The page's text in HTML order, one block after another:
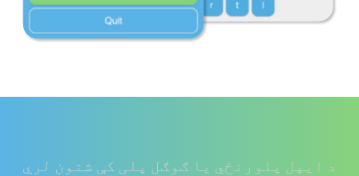
د ایپل پلورنځي یا ګوګل پلی کې شتون لري